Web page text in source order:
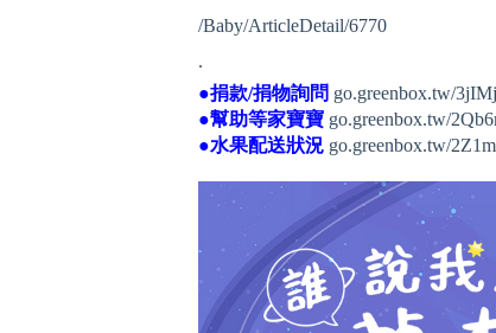
/Baby/ArticleDetail/6770
.
●捐款/捐物詢問 go.greenbox.tw/
●幫助等家寶寶 go.greenbox.tw/
●水果配送狀況 go.greenbox.tw/